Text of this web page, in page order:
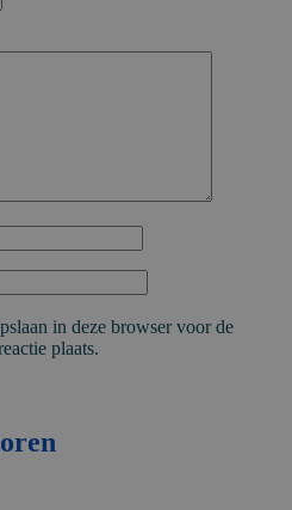
in deze browser voor de
plaats.